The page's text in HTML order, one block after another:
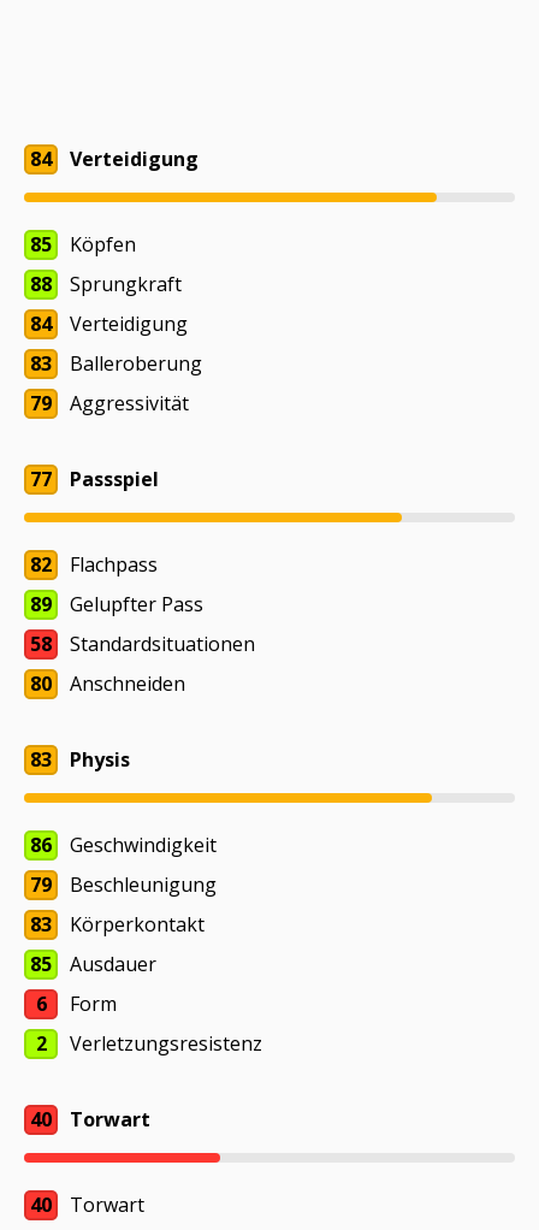
84 Verteidigung
85
Köpfen
88
Sprungkraft
84
Verteidigung
83
Balleroberung
79
Aggressivität
77 Passspiel
82
Flachpass
89
Gelupfter Pass
58
Standardsituationen
80
Anschneiden
83 Physis
86
Geschwindigkeit
79
Beschleunigung
83
Körperkontakt
85
Ausdauer
6
Form
2
Verletzungsresistenz
40 Torwart
40 Torwart